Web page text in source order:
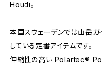
Houdi。
本国スウェーデンでは山岳ガ
している定番アイテムです。
伸縮性の高い Polartec®